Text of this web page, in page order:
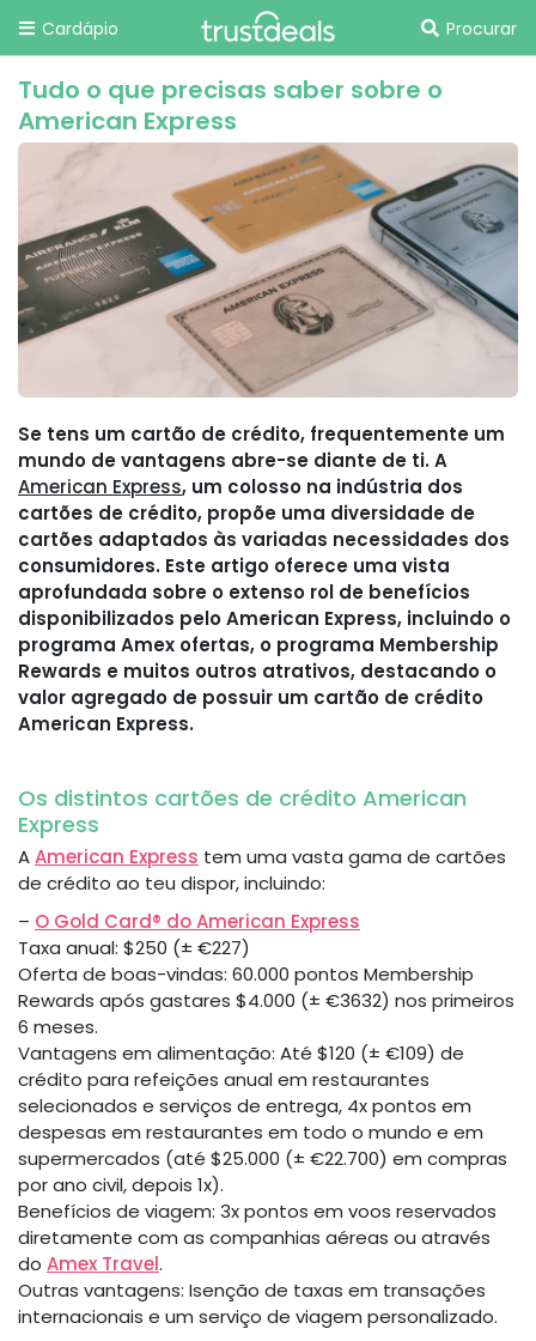
Cardápio Procurar
Tudo o que precisas saber sobre o
American Express
Se tens um cartão de crédito, frequentemente um
mundo de vantagens abre-se diante de ti. A
American Express, um colosso na indústria dos
cartões de crédito, propõe uma diversidade de
cartões adaptados às variadas necessidades dos
consumidores. Este artigo oferece uma vista
aprofundada sobre o extenso rol de benefícios
disponibilizados pelo American Express, incluindo o
programa Amex ofertas, o programa Membership
Rewards e muitos outros atrativos, destacando o
valor agregado de possuir um cartão de crédito
American Express.
Os distintos cartões de crédito American
Express
AAmerican Express tem uma vasta gama de cartões
de crédito ao teu dispor, incluindo:
– O Gold Card® do American Express
Taxa anual: $250 (± €227)
Oferta de boas-vindas: 60.000 pontos Membership
Rewards após gastares $4.000 (± €3632) nos primeiros
6 meses.
Vantagens em alimentação: Até $120 (± €109) de
crédito para refeições anual em restaurantes
selecionados e serviços de entrega, 4x pontos em
despesas em restaurantes em todo o mundo e em
supermercados (até $25.000 (± €22.700) em compras
por ano civil, depois 1x).
Benefícios de viagem: 3x pontos em voos reservados
diretamente com as companhias aéreas ou através
do Amex Travel.
Outras vantagens: Isenção de taxas em transações
internacionais e um serviço de viagem personalizado.